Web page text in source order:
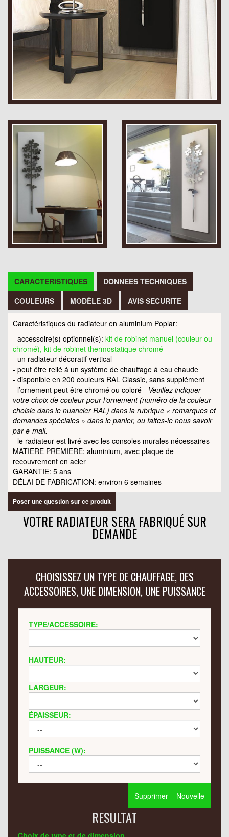
CARACTERISTIQUES
DONNEES TECHNIQUES
COULEURS
MODÈLE 3D AVIS SECURITE
Caractéristiques du radiateur en aluminium Poplar:
- accessoire(s) optionnel(s): kit de robinet manuel (couleur ou
chromé), kit de robinet thermostatique chromé
- un radiateur décoratif vertical
- peut être relié á un système de chauffage á eau chaude
- disponible en 200 couleurs RAL Classic, sans supplément
- l’ornement peut être chromé ou coloré - Veuillez indiquer
votre choix de couleur pour l’ornement (numéro de la couleur
choisie dans le nuancier RAL) dans la rubrique « remarques et
demandes spéciales » dans le panier, ou faites-le nous savoir
par e-mail.
- le radiateur est livré avec les consoles murales nécessaires
MATIERE PREMIERE: aluminium, avec plaque de
recouvrement en acier
GARANTIE: 5 ans
DÉLAI DE FABRICATION: environ 6 semaines
Poser une question sur ce produit
VOTRE RADIATEUR SERA FABRIQUÉ SUR
DEMANDE
CHOISISSEZ UN TYPE DE CHAUFFAGE, DES
ACCESSOIRES, UNE DIMENSION, UNE PUISSANCE
TYPE/ACCESSOIRE:
HAUTEUR:
LARGEUR:
ÉPAISSEUR:
PUISSANCE (W):
Supprimer – Nouvelle
RESULTAT